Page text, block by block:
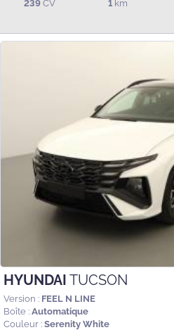
239 CV 1 km
HYUNDAI TUCSON
Version : FEEL N LINE
Boîte : Automatique
Couleur : Serenity White